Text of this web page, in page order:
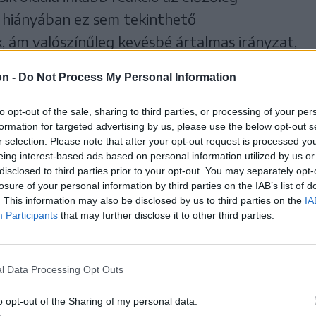
- Do Not Process My Personal Information
opt-out of the sale, sharing to third parties, or processing of your
for targeted advertising by us, please use the below opt-out
selection. Please note that after your opt-out request is processed
interest-based ads based on personal information utilized by us
to third parties prior to your opt-out. You may separately
of your personal information by third parties on the IAB’s list of
This information may also be disclosed by us to third parties on the
Participants that may further disclose it to other third parties.
Data Processing Opt Outs
opt-out of the Sharing of my personal data.
ez sem tekinthető
valószínűleg kevésbé ártalmas irányzat,
kevésbé befolyásolja. Ennek
és „őrzött titkokkal” sem szolgál
álláspontnak számít. Írásunkban
marosvásárhelyi példával.